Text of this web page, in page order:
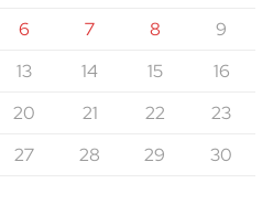
6 7 8
9
13 14 15
16
20 21 22
23
27 28 29
30